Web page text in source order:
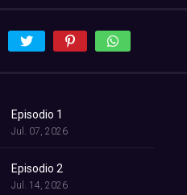
Episodio 1
Jul. 07, 2026
Episodio 2
Jul. 14, 2026